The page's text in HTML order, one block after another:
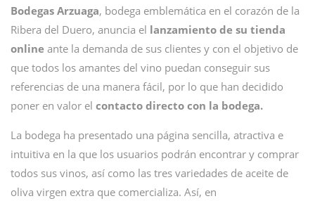
Bodegas Arzuaga, bodega emblemática en el corazón de la
Ribera del Duero, anuncia el lanzamiento de su tienda
online ante la demanda de sus clientes y con el objetivo de
que todos los amantes del vino puedan conseguir sus
referencias de una manera fácil, por lo que han decidido
poner en valor el contacto directo con la bodega.
La bodega ha presentado una página sencilla, atractiva e
intuitiva en la que los usuarios podrán encontrar y comprar
todos sus vinos, así como las tres variedades de aceite de
oliva virgen extra que comercializa. Así, en